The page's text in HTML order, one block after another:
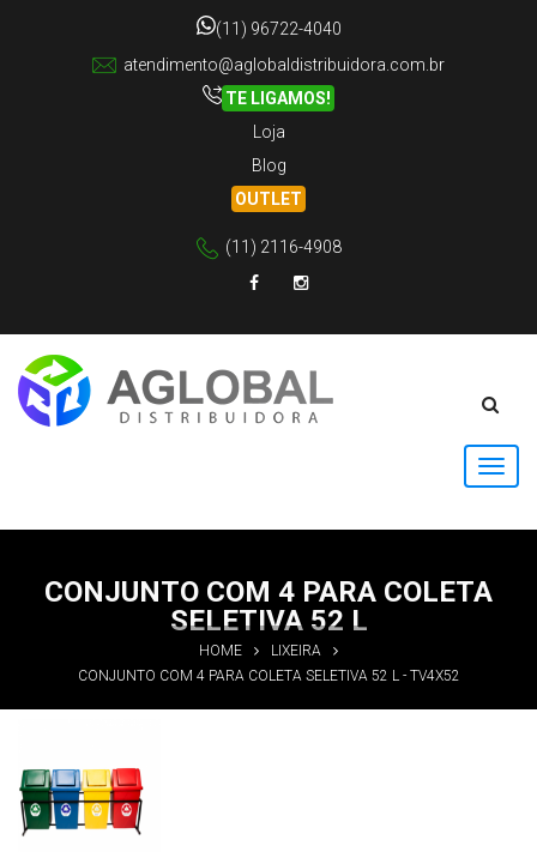
(11) 96722-4040
atendimento@aglobaldistribuidora.com.br
TE LIGAMOS!
Loja
Blog
OUTLET
(11) 2116-4908
CONJUNTO COM 4 PARA COLETA
SELETIVA 52 L
HOME
LIXEIRA
CONJUNTO COM 4 PARA COLETA SELETIVA 52 L - TV4X52